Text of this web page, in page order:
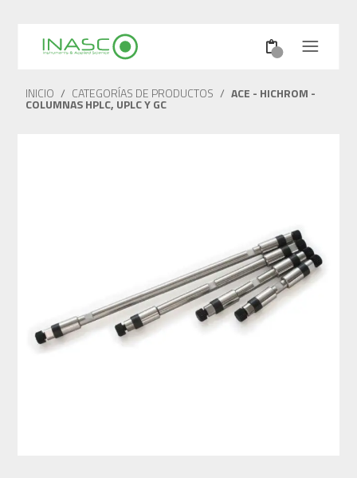
INICIO / CATEGORÍAS DE PRODUCTOS / ACE - HICHROM -
COLUMNAS HPLC, UPLC Y GC